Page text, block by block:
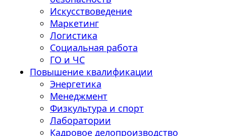
Искусствоведение
Маркетинг
Логистика
Социальная работа
ГО и ЧС
Повышение квалификации
Энергетика
Менеджмент
Физкультура и спорт
Лаборатории
Кадровое делопроизводство